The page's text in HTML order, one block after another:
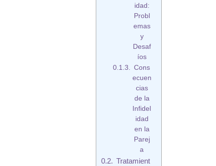
idad:
Probl
emas
y
Desaf
íos
Cons
ecuen
cias
de la
Infidel
idad
en la
Parej
a
Tratamient